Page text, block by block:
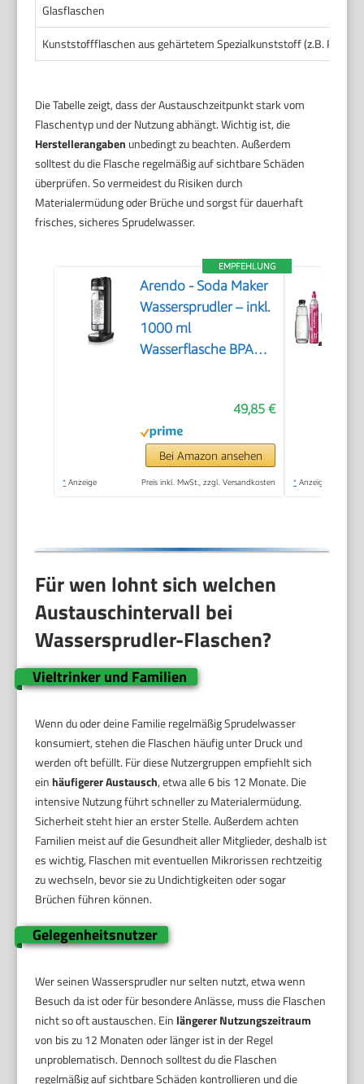
Glasflaschen
Kunststoffflaschen aus gehärtetem Spezialkunststoff (z.B. PET-G
Die Tabelle zeigt, dass der Austauschzeitpunkt stark vom
Flaschentyp und der Nutzung abhängt. Wichtig ist, die
Herstellerangaben unbedingt zu beachten. Außerdem
solltest du die Flasche regelmäßig auf sichtbare Schäden
überprüfen. So vermeidest du Risiken durch
Materialermüdung oder Brüche und sorgst für dauerhaft
frisches, sicheres Sprudelwasser.
EMPFEHLUNG
Arendo - Soda Maker
Wassersprudler – inkl.
1000 ml
Wasserflasche BPA
kompatibel mit 60 l
CO2 Zylindern
49,85 €
Bei Amazon ansehen
* Anzeige Preis inkl. MwSt., zzgl. Versandkosten * Anzeige
Für wen lohnt sich welchen
Austauschintervall bei
Wassersprudler-Flaschen?
Vieltrinker und Familien
Wenn du oder deine Familie regelmäßig Sprudelwasser
konsumiert, stehen die Flaschen häufig unter Druck und
werden oft befüllt. Für diese Nutzergruppen empfiehlt sich
einhäufigerer Austausch, etwa alle 6 bis 12 Monate. Die
intensive Nutzung führt schneller zu Materialermüdung.
Sicherheit steht hier an erster Stelle. Außerdem achten
Familien meist auf die Gesundheit aller Mitglieder, deshalb ist
es wichtig, Flaschen mit eventuellen Mikrorissen rechtzeitig
zu wechseln, bevor sie zu Undichtigkeiten oder sogar
Brüchen führen können.
Gelegenheitsnutzer
Wer seinen Wassersprudler nur selten nutzt, etwa wenn
Besuch da ist oder für besondere Anlässe, muss die Flaschen
nicht so oft austauschen. Ein längerer Nutzungszeitraum
von bis zu 12 Monaten oder länger ist in der Regel
unproblematisch. Dennoch solltest du die Flaschen
regelmäßig auf sichtbare Schäden kontrollieren und die